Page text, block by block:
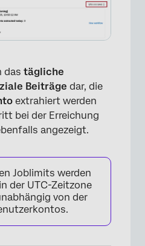
das tägliche
Beiträge dar, die
extrahiert werden
bei der Erreichung
angezeigt.
Joblimits werden
der UTC-Zeitzone
von der